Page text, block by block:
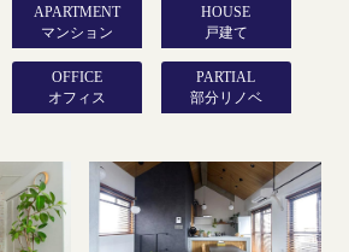
APARTMENT
マンション
COST
~999万円
COST
HOUSE
戸建て
COST
~999万円
COST
OFFICE
オフィス
PARTIAL
部分リノベ